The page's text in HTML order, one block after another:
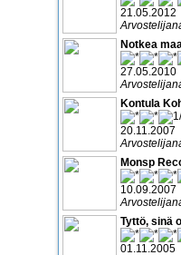
21.05.2012
Notkea maa
27.05.2010
Kontula
20.11.2007
Monsp
10.09.2007
Tyttö, sinä
01.11.2005